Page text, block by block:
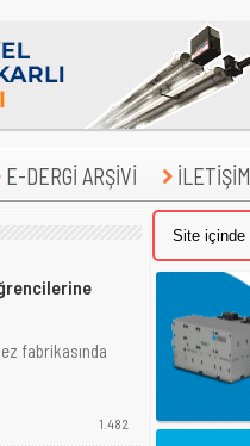
E-DERGİ ARŞİVİ İLETİŞİM
fabrikasında
1.482